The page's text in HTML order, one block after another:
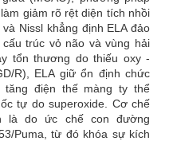
giảm rõ rệt diện tích nhồi
Nissl khẳng định ELA đảo
trúc vỏ não và vùng hải
tổn thương do thiếu oxy -
R), ELA giữ ổn định chức
điện thế màng ty thể
tự do superoxide. Cơ chế
là do ức chế con đường
Puma, từ đó khóa sự kích